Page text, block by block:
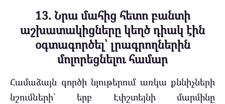
13. Նրա մահից հետո բանտի
աշխատակիցները կեղծ դիակ էին
օգտագործել՝ լրագրողներին
մոլորեցնելու համար
Համաձայն գործի նյութերում առկա քննիչների
նշումների՝ երբ Էփշտեյնի մարմինը